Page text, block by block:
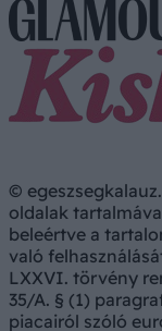
©
oldalak
beleértve a
való
LXXVI. törvény
35/A. § (1)
piacairól szóló